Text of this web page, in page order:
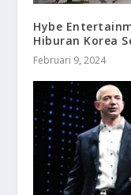
Hybe
Hiburan Korea
Februari 9, 2024